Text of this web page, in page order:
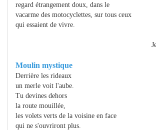
regard étrangement doux, dans le
vacarme des motocyclettes, sur tous ceux
qui essaient de vivre.
Moulin mystique
Derrière les rideaux
un merle voit l'aube.
Tu devines dehors
la route mouillée,
les volets verts de la voisine en face
qui ne s'ouvriront plus.